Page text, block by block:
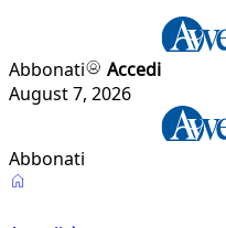
Abbonati
Accedi
August 7, 2026
Abbonati